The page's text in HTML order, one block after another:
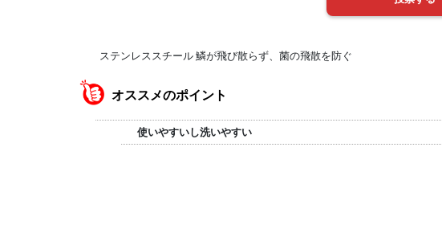
ステンレススチール 鱗が飛び散らず、菌の飛散を防ぐ
オススメのポイント
使いやすいし洗いやすい